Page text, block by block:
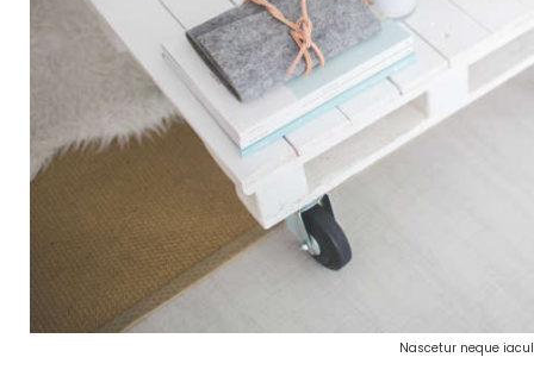
Nascetur neque